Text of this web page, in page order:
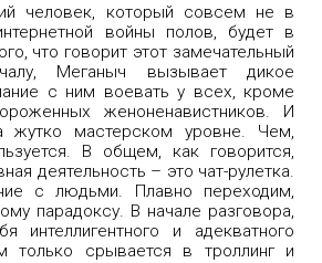
человек, который совсем не в
войны полов, будет в
что говорит этот замечательный
Меганыч вызывает дикое
с ним воевать у всех, кроме
женоненавистников. И
жутко мастерском уровне. Чем,
В общем, как говорится,
деятельность – это чат-рулетка.
с людьми. Плавно переходим,
парадоксу. В начале разговора,
интеллигентного и адекватного
только срывается в троллинг и